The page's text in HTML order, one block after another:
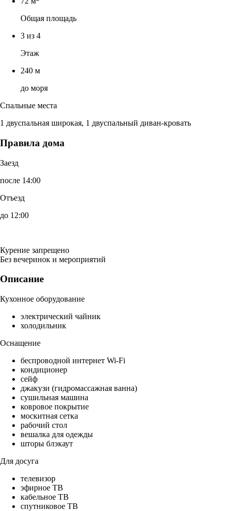
Общая площадь
3 из 4
Этаж
240 м
до моря
Спальные места
1 двуспальная широкая, 1 двуспальный диван-кровать
Правила дома
Заезд
после 14:00
Отъезд
до 12:00
Курение запрещено
Без вечеринок и мероприятий
Описание
Кухонное оборудование
электрический чайник
холодильник
Оснащение
беспроводной интернет Wi-Fi
кондиционер
сейф
джакузи (гидромассажная ванна)
сушильная машина
ковровое покрытие
москитная сетка
рабочий стол
вешалка для одежды
шторы блэкаут
Для досуга
телевизор
эфирное ТВ
кабельное ТВ
спутниковое ТВ